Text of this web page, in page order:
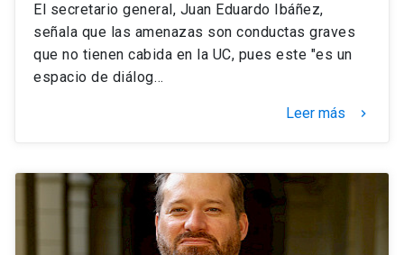
El secretario general, Juan Eduardo Ibáñez,
señala que las amenazas son conductas graves
que no tienen cabida en la UC, pues este "es un
espacio de diálog…
Leer más keyboard_arrow_right